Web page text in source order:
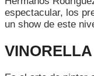
espectacular, los
un show de este
VINORELLA